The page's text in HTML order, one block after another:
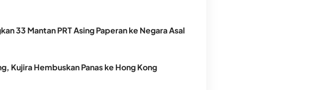
33 Mantan PRT Asing Paperan ke Negara Asal
Kujira Hembuskan Panas ke Hong Kong